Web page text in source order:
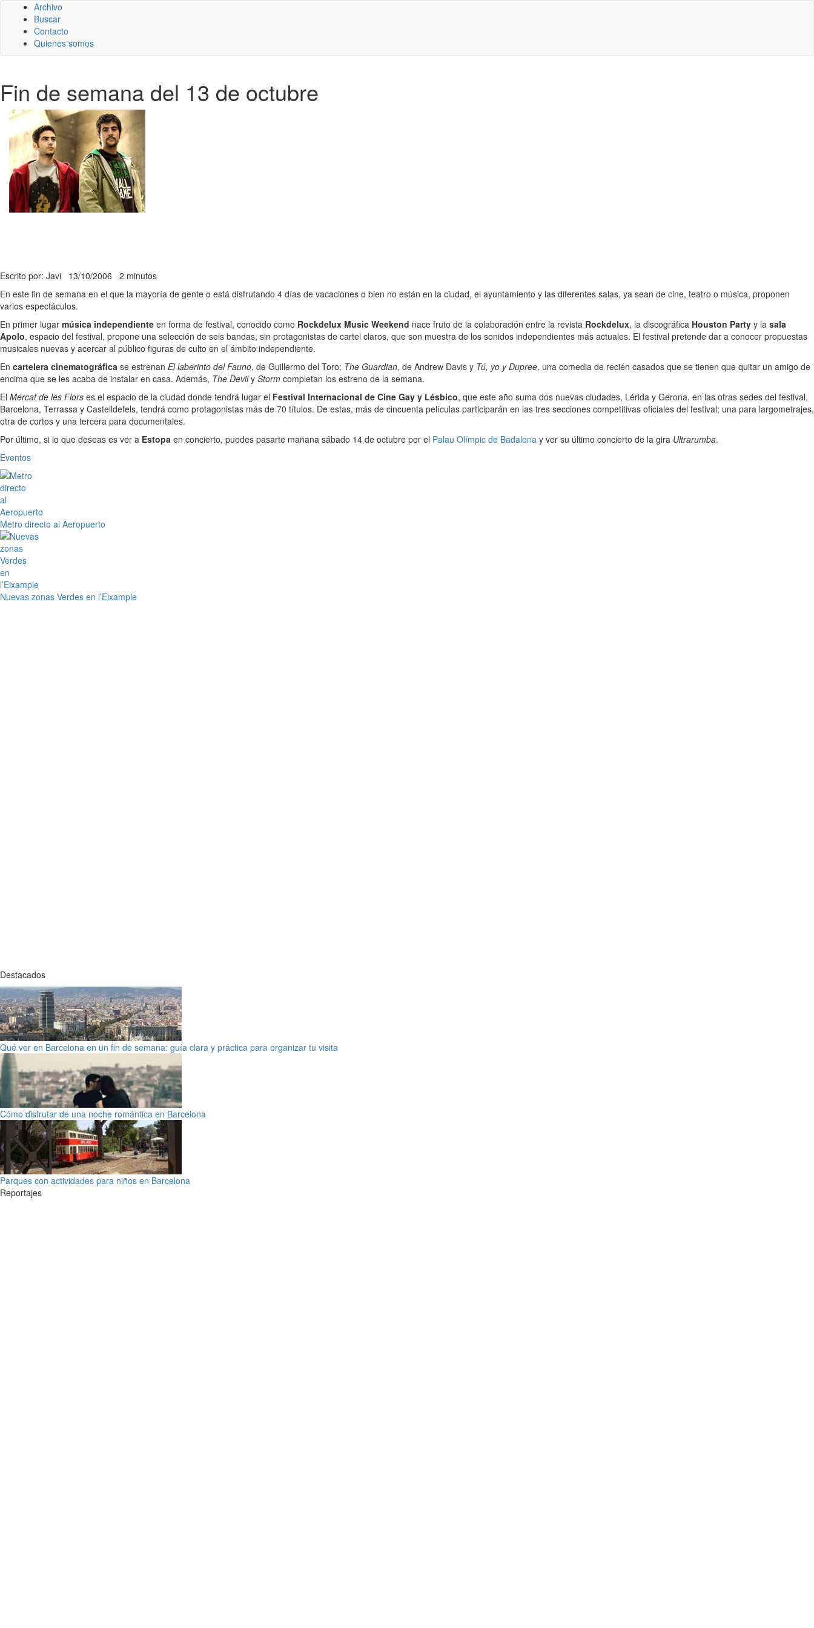
Archivo
Buscar
Contacto
Quienes somos
Fin de semana del 13 de octubre
Escrito por: Javi 13/10/2006 2 minutos
En este fin de semana en el que la mayoría de gente o está disfrutando 4 días de vacaciones o bien no están en la ciudad, el ayuntamiento y las diferentes salas, ya sean de cine, teatro o música, proponen
varios espectáculos.
En primer lugar música independiente en forma de festival, conocido como Rockdelux Music Weekend nace fruto de la colaboración entre la revista Rockdelux, la discográfica Houston Party y la sala
Apolo, espacio del festival, propone una selección de seis bandas, sin protagonistas de cartel claros, que son muestra de los sonidos independientes más actuales. El festival pretende dar a conocer propuestas
musicales nuevas y acercar al público figuras de culto en el ámbito independiente.
En cartelera cinematográfica se estrenan El laberinto del Fauno, de Guillermo del Toro; The Guardian, de Andrew Davis y Tú, yo y Dupree, una comedia de recién casados que se tienen que quitar un amigo de
encima que se les acaba de instalar en casa. Además, The Devily Storm completan los estreno de la semana.
El Mercat de les Flors es el espacio de la ciudad donde tendrá lugar el Festival Internacional de Cine Gay y Lésbico, que este año suma dos nuevas ciudades, Lérida y Gerona, en las otras sedes del festival,
Barcelona, Terrassa y Castelldefels, tendrá como protagonistas más de 70 títulos. De estas, más de cincuenta películas participarán en las tres secciones competitivas oficiales del festival; una para largometrajes,
otra de cortos y una tercera para documentales.
Por último, si lo que deseas es ver a Estopa en concierto, puedes pasarte mañana sábado 14 de octubre por el Palau Olímpic de Badalona y ver su último concierto de la gira Ultrarumba.
Eventos
Metro directo al Aeropuerto
Nuevas zonas Verdes en l’Eixample
Destacados
Qué ver en Barcelona en un fin de semana: guía clara y práctica para organizar tu visita
Cómo disfrutar de una noche romántica en Barcelona
Parques con actividades para niños en Barcelona
Reportajes